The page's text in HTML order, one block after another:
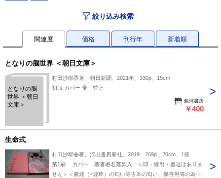
絞り込み検索
関連度 価格 刊行年 新着順
となりの脳世界 ＜朝日文庫＞
となりの脳
世界 ＜朝日
文庫＞
村田沙耶香著、朝日新聞、2021年、330p、15cm
初版 カバー 帯 並上
銀河書房
￥400
生命式
村田沙耶香著、河出書房新社、2019、269p、20cm、1冊
第1刷 カバー 著者署名落款入 ＜印・線引・書込はありま
せん＞＜紫煙（=煙草）の匂い等古本の匂い、保存用等の為の